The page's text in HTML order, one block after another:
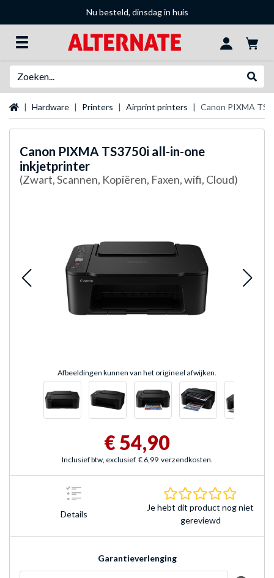
Nu besteld, dinsdag in huis
Startpagina
Hardware Printers Airprint printers Canon PIXMA
Canon PIXMA TS3750i all-in-one
inkjetprinter
(Zwart, Scannen, Kopiëren, Faxen, wifi, Cloud)
Afbeeldingen kunnen van het origineel afwijken.
€ 54,90
Inclusief btw, exclusief € 6,99 verzendkosten.
Details
Je hebt dit product nog niet
gereviewd
Garantieverlenging